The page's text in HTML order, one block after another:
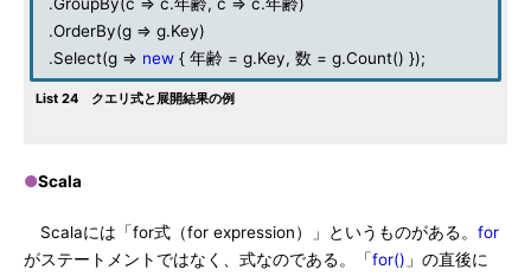
.OrderBy(g => g.Key)
.Select(g => new { 年齢 = g.Key, 数 = g.Count() });
List 24 クエリ式と展開結果の例
●Scala
Scalaには「for式（for expression）」というものがある。 for
がステートメントではなく、式なのである。「for() 」の直後に